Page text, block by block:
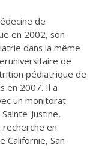
de
en 2002, son
dans la même
de
pédiatrique de
en 2007. Il a
un monitorat
Justine,
en
Californie, San